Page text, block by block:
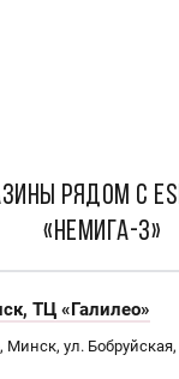
РЯДОМ С
«Немига-3»
ТЦ «Галилео»
, Минск, ул.